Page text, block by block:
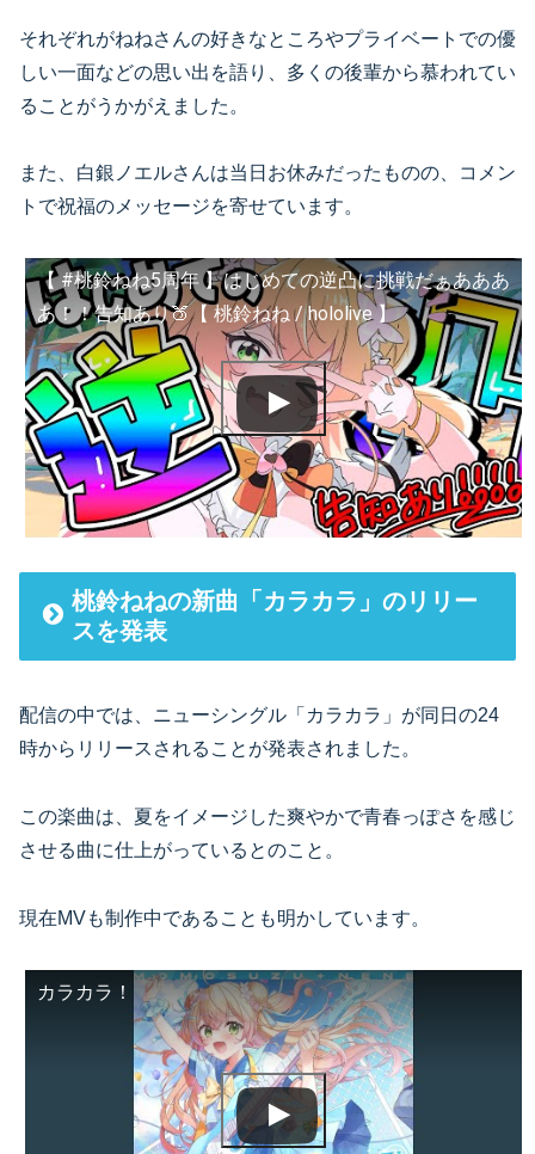
それぞれがねねさんの好きなところやプライベートでの優
しい一面などの思い出を語り、多くの後輩から慕われてい
ることがうかがえました。
また、白銀ノエルさんは当日お休みだったものの、コメン
トで祝福のメッセージを寄せています。
【 #桃鈴ねね5周年 】はじめての逆凸に挑戦だぁあああ
あ！！告知あり🍑【 桃鈴ねね / hololive 】
桃鈴ねねの新曲「カラカラ」のリリー
スを発表
配信の中では、ニューシングル「カラカラ」が同日の24
時からリリースされることが発表されました。
この楽曲は、夏をイメージした爽やかで青春っぽさを感じ
させる曲に仕上がっているとのこと。
現在MVも制作中であることも明かしています。
カラカラ！